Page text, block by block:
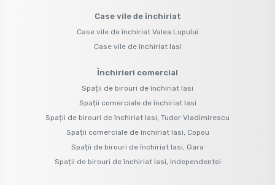
Case vile de închiriat
Case vile de închiriat Valea Lupului
Case vile de închiriat Iasi
Închirieri comercial
Spații de birouri de închiriat Iasi
Spații comerciale de închiriat Iasi
Spații de birouri de închiriat Iasi, Tudor Vladimirescu
Spații comerciale de închiriat Iasi, Copou
Spații de birouri de închiriat Iasi, Gara
Spații de birouri de închiriat Iasi, Independentei